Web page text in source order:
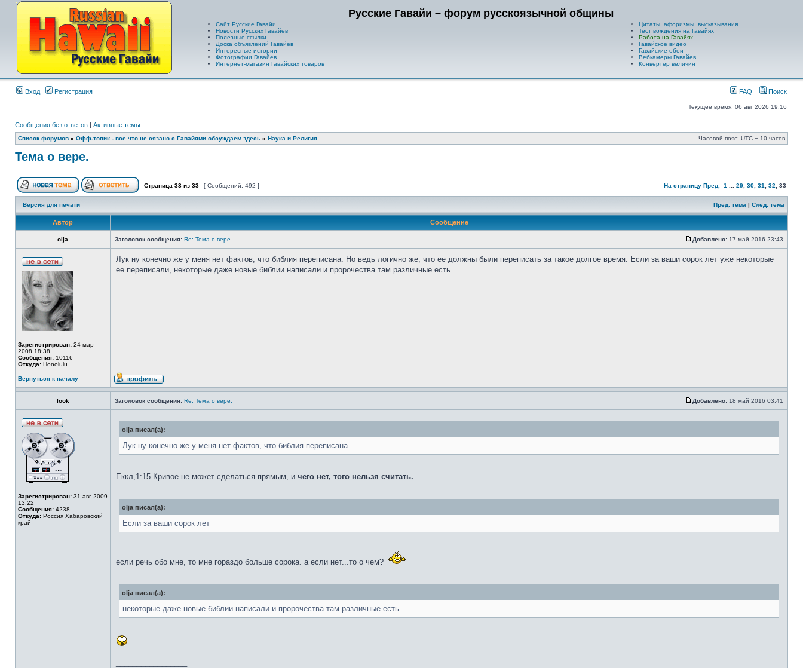
Русские Гавайи – форум русскоязычной общины
Сайт Русские Гавайи
Новости Русских Гавайев
Полезные ссылки
Доска объявлений Гавайев
Интересные истории
Фотографии Гавайев
Интернет-магазин Гавайских товаров
Цитаты, афоризмы, высказывания
Тест вождения на Гавайях
Работа на Гавайях
Гавайское видео
Гавайские обои
Вебкамеры Гавайев
Конвертер величин
Вход Регистрация FAQ Поиск
Текущее время: 06 авг 2026 19:16
Сообщения без ответов | Активные темы
Список форумов » Офф-топик - все что не сязано с Гавайями обсуждаем здесь » Наука и Религия Часовой пояс: UTC − 10 часов
Тема о вере.
Страница 33 из 33 [ Сообщений: 492 ] На страницу Пред. 1 29 30 31 32 33
Версия для печати Пред. тема | След. тема
Автор Сообщение
olja Заголовок сообщения: Re: Тема о вере. Добавлено: 17 май 2016 23:43
Зарегистрирован: 24 мар
2008 18:38
Сообщения: 10116
Откуда: Honolulu
Лук ну конечно же у меня нет фактов, что библия переписана. Но ведь логично же, что ее должны были переписать за такое долгое время. Если за ваши сорок лет уже некоторые
ее переписали, некоторые даже новые библии написали и пророчества там различные есть...
Вернуться к началу
look Заголовок сообщения: Re: Тема о вере. Добавлено: 18 май 2016 03:41
Зарегистрирован: 31 авг 2009
13:22
Сообщения: 4238
Откуда: Россия Хабаровский
край
olja писал(а):
Лук ну конечно же у меня нет фактов, что библия переписана.
Еккл,1:15 Кривое не может сделаться прямым, и чего нет, того нельзя считать.
olja писал(а):
Если за ваши сорок лет
если речь обо мне, то мне гораздо больше сорока. а если нет...то о чем?
olja писал(а):
некоторые даже новые библии написали и пророчества там различные есть...